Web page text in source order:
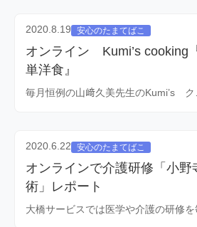
2020.8.19 安心のたまてばこ
オンライン Kumi’s cooking
単洋食』
毎月恒例の山﨑久美先生のKumi’s ク
2020.6.22 安心のたまてばこ
オンラインで介護研修「小野
術」レポート
大橋サービスでは医学や介護の研修を